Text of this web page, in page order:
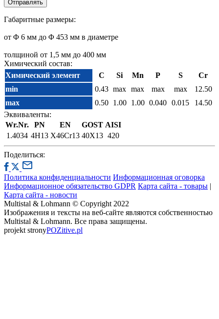
Габаритные размеры:
от Φ 6 мм до Φ 453 мм в диаметре
толщиной от 1,5 мм до 400 мм
Химический состав:
Химический элемент
C Si Mn P S
Cr
min
0.43 max max max max
12.50
max
0.50 1.00 1.00 0.040 0.015
14.50
Эквиваленты:
Wr.Nr.
PN EN GOST AISI
1.4034 4H13 X46Cr13 40X13 420
Поделиться:
Политика конфиденциальности Информационная оговорка
Информационное обязательство GDPR Карта сайта - товары |
Карта сайта - новости
Multistal & Lohmann © Copyright 2022
Изображения и тексты на веб-сайте являются собственностью
Multistal & Lohmann. Все права защищены.
projekt stronyPOZitive.pl